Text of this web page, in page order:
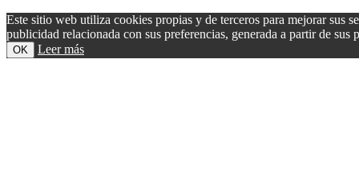
Este sitio web utiliza cookies propias y de terceros para mejorar sus
publicidad relacionada con sus preferencias, generada a partir de
OK Leer más